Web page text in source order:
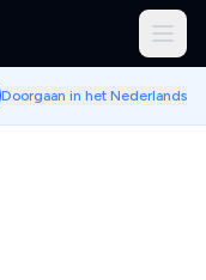
Doorgaan in het Nederlands